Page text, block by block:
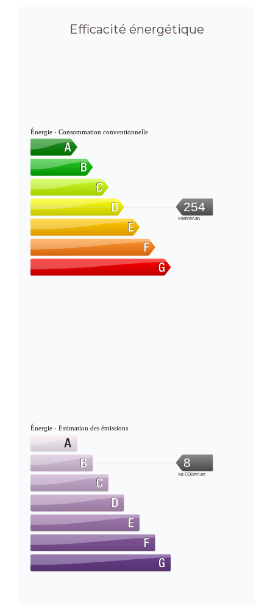
Efficacité énergétique
Énergie - Consommation conventionnelle
254
kWh/m².an
Énergie - Estimation des émissions
8
kg CO2/m².an